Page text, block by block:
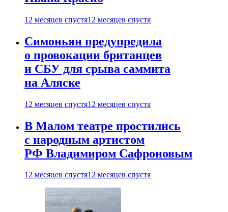
12 месяцев спустя12 месяцев спустя
Симоньян предупредила
о провокации британцев
и СБУ для срыва саммита
на Аляске
12 месяцев спустя12 месяцев спустя
В Малом театре простились
с народным артистом
РФ Владимиром Сафроновым
12 месяцев спустя12 месяцев спустя